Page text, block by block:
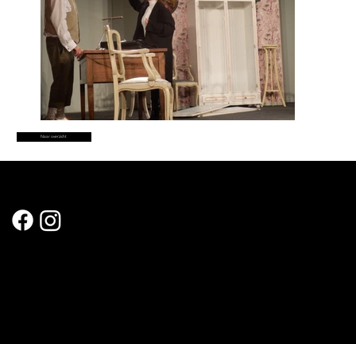
Naar overzicht